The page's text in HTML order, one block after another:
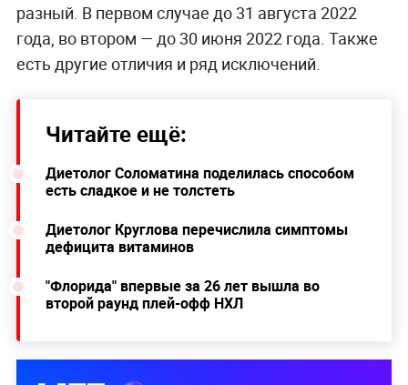
разный. В первом случае до 31 августа 2022
года, во втором — до 30 июня 2022 года. Также
есть другие отличия и ряд исключений.
Читайте ещё:
Диетолог Соломатина поделилась способом
есть сладкое и не толстеть
Диетолог Круглова перечислила симптомы
дефицита витаминов
"Флорида" впервые за 26 лет вышла во
второй раунд плей-офф НХЛ